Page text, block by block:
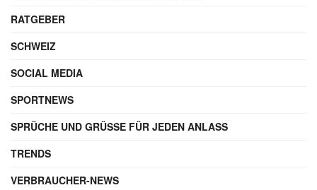
RATGEBER
SCHWEIZ
SOCIAL MEDIA
SPORTNEWS
SPRÜCHE UND GRÜSSE FÜR JEDEN ANLASS
TRENDS
VERBRAUCHER-NEWS